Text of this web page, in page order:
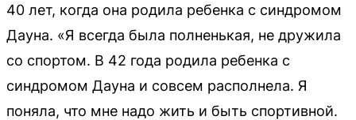
40 лет, когда она родила ребенка с синдромом
Дауна. «Я всегда была полненькая, не дружила
со спортом. В 42 года родила ребенка с
синдромом Дауна и совсем располнела. Я
поняла, что мне надо жить и быть спортивной.